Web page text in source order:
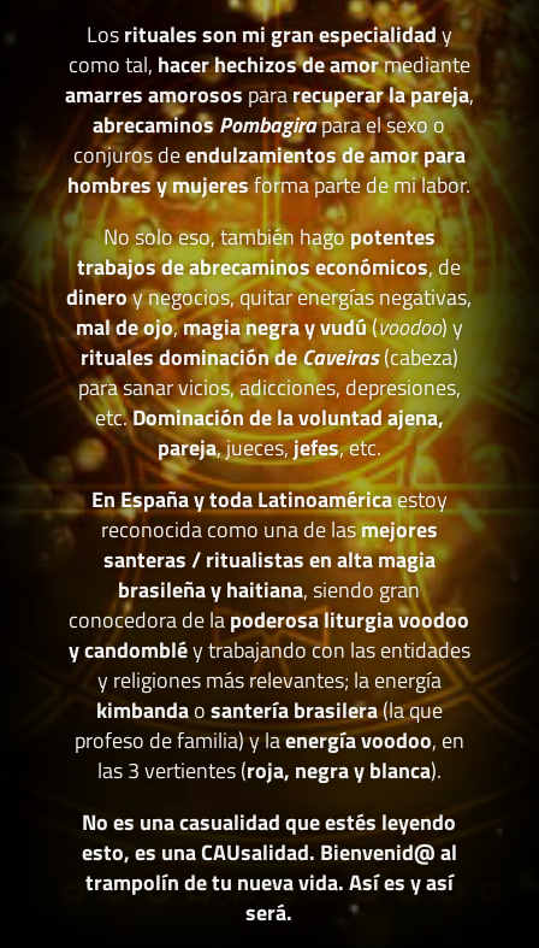
Losrituales son mi gran especialidady
como tal, hacer hechizos de amormediante
amarres amorosospararecuperar la pareja,
abrecaminosPombagirapara el sexo o
conjuros deendulzamientos de amor para
hombres y mujeresforma parte de mi labor.
No solo eso, también hagopotentes
trabajos de abrecaminos económicos, de
dineroy negocios, quitar energías negativas,
mal de ojo,magia negra y vudú(voodoo) y
rituales dominación deCaveiras(cabeza)
para sanar vicios, adicciones, depresiones,
etc.Dominación de la voluntad ajena,
pareja, jueces,jefes, etc.
En España y toda Latinoaméricaestoy
reconocida como una de lasmejores
santeras / ritualistas en alta magia
brasileña y haitiana, siendo gran
conocedora de lapoderosa liturgia voodoo
y candombléy trabajando con las entidades
y religiones más relevantes; la energía
kimbandaosantería brasilera(la que
profeso de familia) y laenergía voodoo, en
las 3 vertientes (roja, negra y blanca).
No es una casualidad que estés leyendo
esto, es una CAUsalidad. Bienvenid@ al
trampolín de tu nueva vida. Así es y así
será.